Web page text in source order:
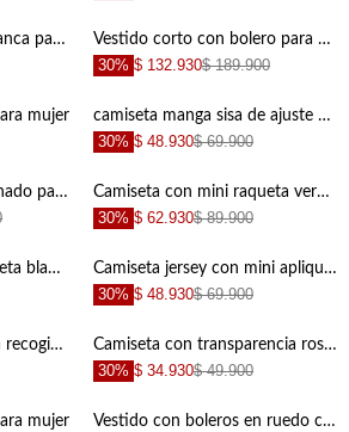
+ +
+ +
+ +
+ +
+
Camiseta estampada blanca para hombre
+
Vestido corto con bolero para mujer
30% $ 132.930$ 189.900
+
mujer
+
camiseta manga sisa de ajuste cómodo para mujer de silueta ajustada
30% $ 48.930$ 69.900
Vestido floral abombachado para mujer Camiseta con mini raqueta verde con caída natural para hombre
30% $ 62.930$ 89.900
Camiseta con mini raqueta blanca para hombre Camiseta jersey con mini aplique blanca para hombre
30% $ 48.930$ 69.900
Camiseta straplesse con recogido para mujer Camiseta con transparencia rosada para mujer
30% $ 34.930$ 49.900
mujer Vestido con boleros en ruedo crudo para mujer